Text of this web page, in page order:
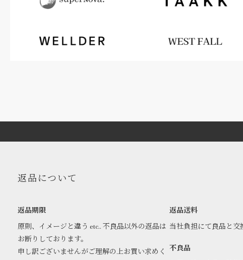
返品について
返品期限
原則、イメージと違う etc.. 不良品以外の返品は
お断りしております。
申し訳ございませんがご理解の上お買い求めく
返品送料
当社負担にて良品と交
不良品